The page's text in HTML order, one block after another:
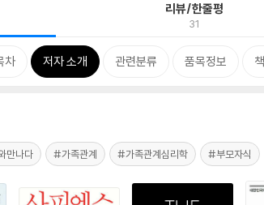
리뷰/한줄평
31
차 저자 소개 관련분류 품목정보
만나다 #가족관계 #가족관계심리학 #부모자식